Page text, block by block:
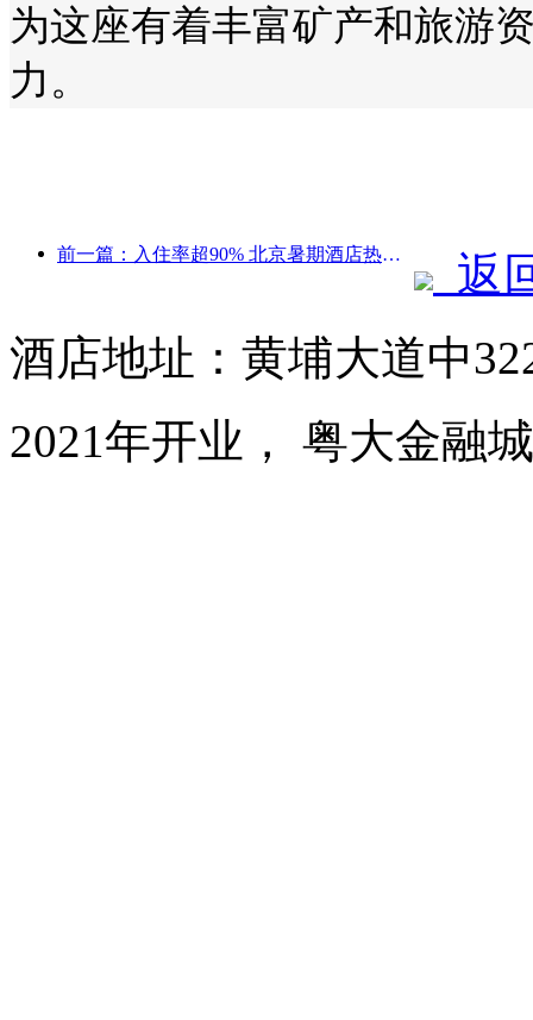
为这座有着丰富矿产和旅游
力。
前一篇：入住率超90% 北京暑期酒店热将持续8月中下旬
返
酒店地址：黄埔大道中
2021年开业， 粤大金